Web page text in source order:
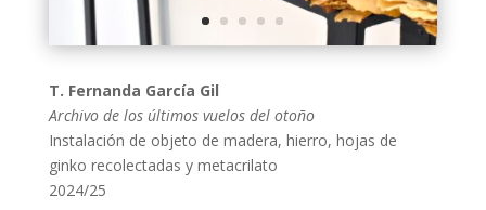
T. Fernanda García Gil
Archivo de los últimos vuelos del otoño
Instalación de objeto de madera, hierro, hojas de
ginko recolectadas y metacrilato
2024/25